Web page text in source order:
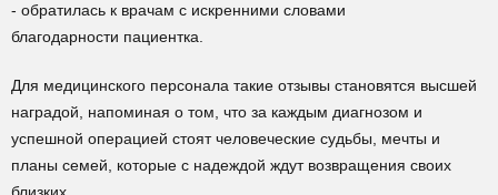
- обратилась к врачам с искренними словами
благодарности пациентка.
Для медицинского персонала такие отзывы становятся высшей
наградой, напоминая о том, что за каждым диагнозом и
успешной операцией стоят человеческие судьбы, мечты и
планы семей, которые с надеждой ждут возвращения своих